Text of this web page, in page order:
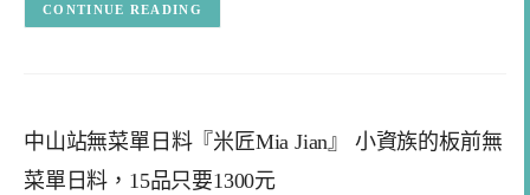
CONTINUE READING
中山站無菜單日料『米匠Mia Jian』 小資族的板前無
菜單日料，15品只要1300元